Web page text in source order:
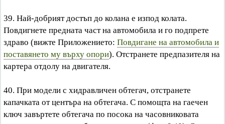
39. Най-добрият достъп до колана е изпод колата.
Повдигнете предната част на автомобила и го подпрете
здраво (вижте Приложението: Повдигане на автомобила и
поставянето му върху опори). Отстранете предпазителя на
картера отдолу на двигателя.
40. При модели с хидравличен обтегач, отстранете
капачката от центъра на обтегача. С помощта на гаечен
ключ завъртете обтегача по посока на часовниковата